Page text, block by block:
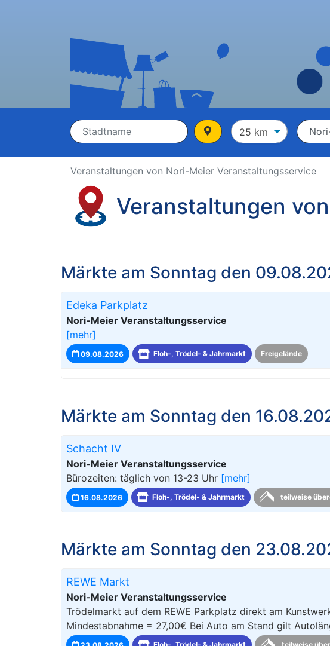
Veranstaltungen von Nori-Meier Veranstaltungsservice
Veranstaltungen
Märkte am Sonntag den
Edeka Parkplatz
Nori-Meier Veranstaltungsservice
[mehr]
09.08.2026 Floh-, Trödel- & Jahrmarkt Freigelände
Märkte am Sonntag den
Schacht IV
Nori-Meier Veranstaltungsservice
Bürozeiten: täglich von 13-23 Uhr [mehr]
16.08.2026 Floh-, Trödel- & Jahrmarkt teilweise
Märkte am Sonntag den
REWE Markt
Nori-Meier Veranstaltungsservice
Trödelmarkt auf dem REWE Parkplatz direkt am
Mindestabnahme = 27,00€ Bei Auto am Stand gilt